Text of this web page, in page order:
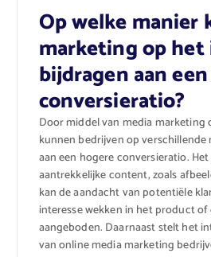
Op welke manier
marketing op
bijdragen aan
conversieratio?
Door middel van media
kunnen bedrijven op
aan een hogere conversieratio.
aantrekkelijke content, zoals
kan de aandacht van potentiële
interesse wekken in het product
aangeboden. Daarnaast stelt het
van online media marketing